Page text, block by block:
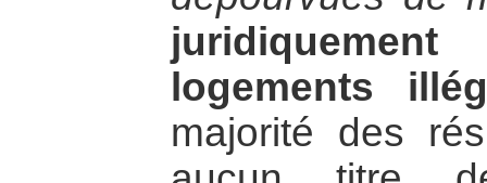
logements
majorité des